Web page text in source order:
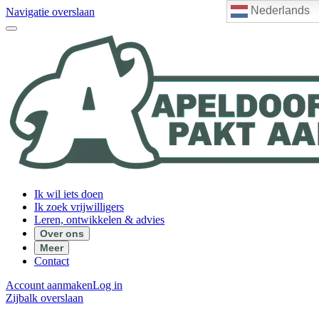
Nederlands
Navigatie overslaan
Ik wil iets doen
Ik zoek vrijwilligers
Leren, ontwikkelen & advies
Over ons
Meer
Contact
Account aanmakenLog in
Zijbalk overslaan